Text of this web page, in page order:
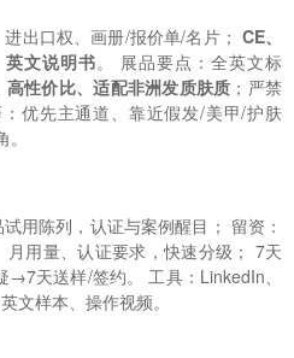
出口权、画册/报价单/名片； CE、
英文说明书。 展品要点：全英文标
高性价比、适配非洲发质肤质 ；严禁
优先主通道、靠近假发/美甲/护肤
用陈列，认证与案例醒目； 留资：
用量、认证要求，快速分级； 7天
天送样/签约。 工具：LinkedIn、
文样本、操作视频。